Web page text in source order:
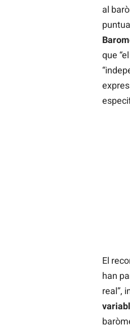
al
que
El
han
real”,